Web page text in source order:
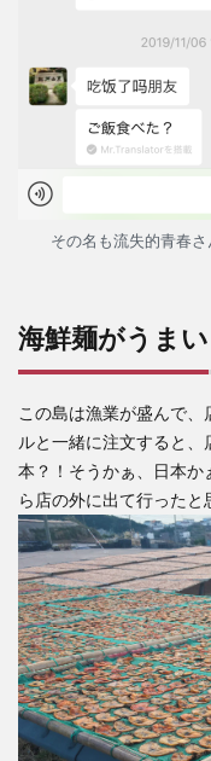
その名も流失的青春
海鮮麺がうまい
この島は漁業が盛んで
ルと一緒に注文すると
本？！そうかぁ、日本
ら店の外に出て行ったと